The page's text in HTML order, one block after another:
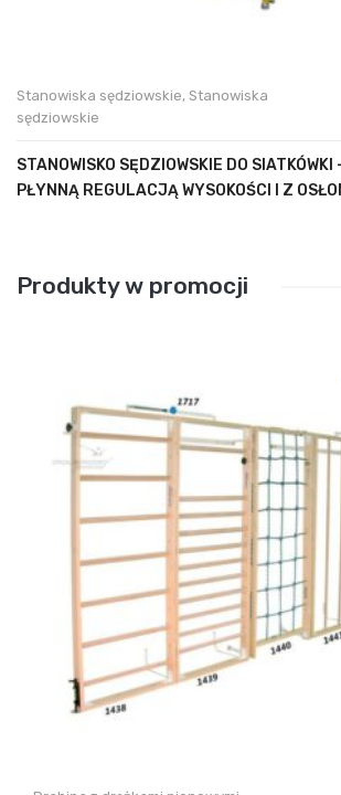
Stanowiska sędziowskie, Stanowiska
sędziowskie
STANOWISKO SĘDZIOWSKIE DO SIATKÓWKI
PŁYNNĄ REGULACJĄ WYSOKOŚCI I Z
Produkty w promocji